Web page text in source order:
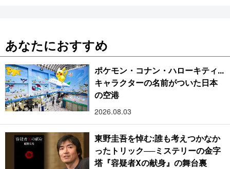
あなたにおすすめ
ポケモン・コナン・ハローキティ...
キャラクターの名前がついた日本
の空港
2026.08.03
東野圭吾を悼む:誰も考えつかなか
ったトリック──ミステリーの金字
塔『容疑者Xの献身』の舞台裏